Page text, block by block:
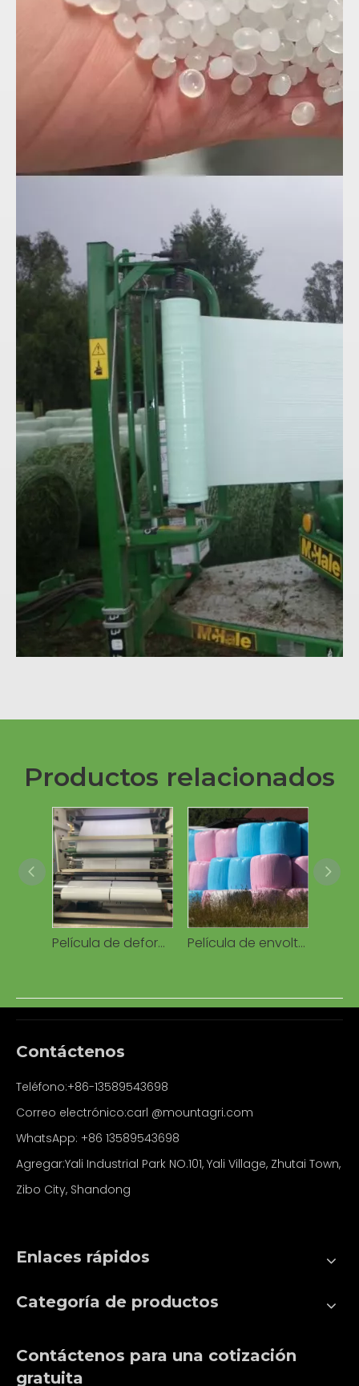
Productos relacionados
Película de deformación de ensilaje de balas de algodón Empaquetadora de algodón Fabricante de película de deformación de balas de algodón Película de ensilaje de plástico extruido Película de envoltura de ensilaje Película de envoltura elástica de rollo redondo LLDPE para ensilaje Película de envoltura de ensilaje de balas de hierba Película de ensilaje agrícola
Contáctenos
Teléfono:+86-13589543698
Correo electrónico:carl @mountagri.com
WhatsApp: +86 13589543698
Agregar:Yali Industrial Park NO.101, Yali Village, Zhutai Town,
Zibo City, Shandong
Enlaces rápidos
Categoría de productos
Contáctenos para una cotización
gratuita